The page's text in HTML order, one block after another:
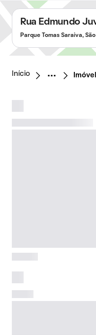
Rua Edmundo
Parque Tomas Saraiva,
Início